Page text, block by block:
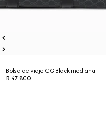
Bolsa de viaje GG Black mediana
R 47 800